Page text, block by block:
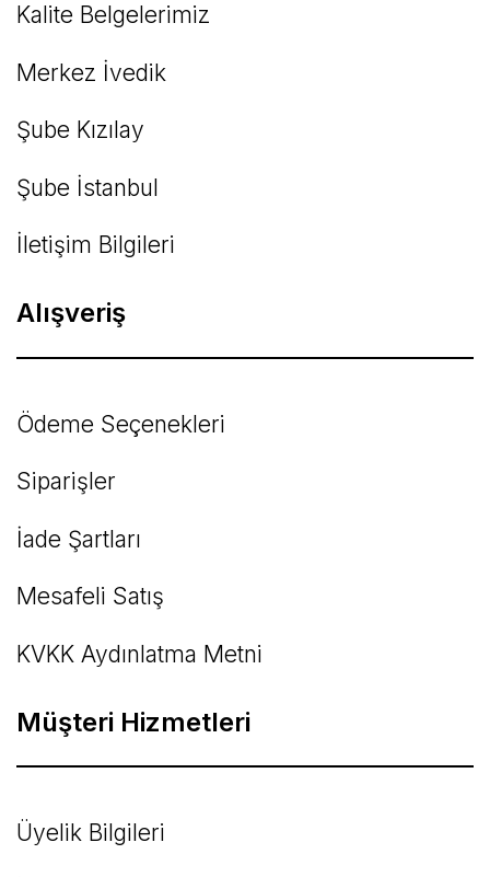
Kalite Belgelerimiz
Merkez İvedik
Şube Kızılay
Şube İstanbul
İletişim Bilgileri
Alışveriş
Ödeme Seçenekleri
Siparişler
İade Şartları
Mesafeli Satış
KVKK Aydınlatma Metni
Müşteri Hizmetleri
Üyelik Bilgileri